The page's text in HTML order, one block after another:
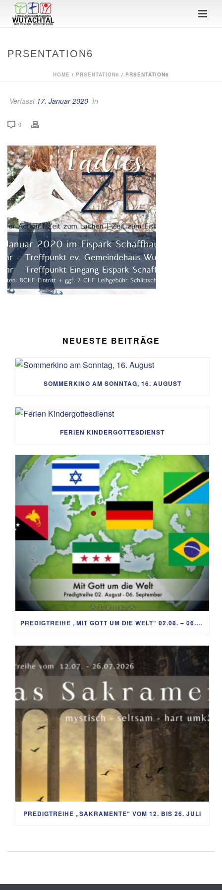
PRSENTATION6
HOME / PRSENTATION6 / PRSENTATION6
Verfasst 17. Januar 2020 In
0
NEUESTE BEITRÄGE
SOMMERKINO AM SONNTAG, 16. AUGUST
FERIEN KINDERGOTTESDIENST
PREDIGTREIHE „MIT GOTT UM DIE WELT“ 02.08. – 06.09.
PREDIGTREIHE „SAKRAMENTE“ VOM 12. BIS 26. JULI